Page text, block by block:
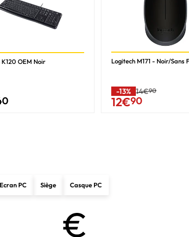
K120 OEM Noir Logitech M171 - Noir/Sans
-13% 14€90
12€90
Ecran PC Siège Casque PC